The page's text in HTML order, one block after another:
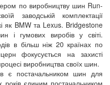
по виробництву шин Run-
заводській комплектації
як BMW та Lexus. Bridgestone
і гумових виробів у світі.
в більш ніж 20 країнах по
фокусується на захисті
виробництва своїх шин.
є постачальником шин для
єдиним постачальником